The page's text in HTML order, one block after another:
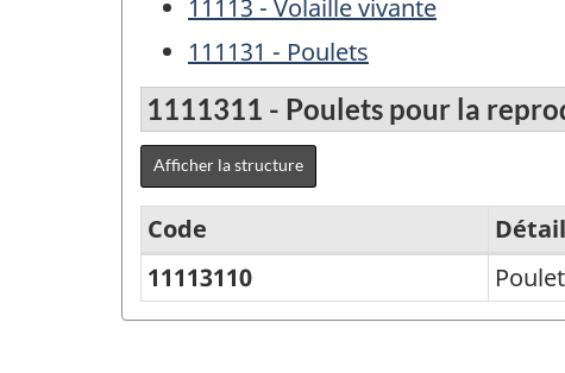
11113 - Volaille vivante
111131 - Poulets
1111311 - Poulets pour la
Afficher la structure
Variante
du
Code
Détail
11113110